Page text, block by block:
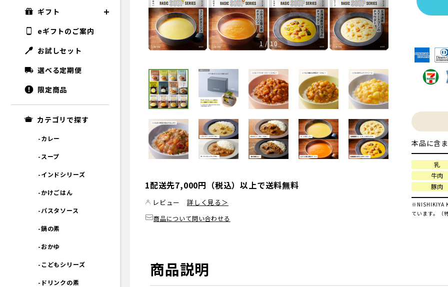
ギフト
eギフトのご案内
お試しセット
選べる定期便
限定商品
カテゴリで探す
-カレー
-スープ
-インドシリーズ
-かけごはん
-パスタソース
-鍋の素
-おかゆ
-こどもシリーズ
-ドリンクの素
1 /10
1配送先7,000円（税込）以上で送料無料
レビュー 詳しく見る＞
商品について問い合わせる
本品に含
乳
牛肉
豚肉
※NISHIKIYA
ています。（
商品説明